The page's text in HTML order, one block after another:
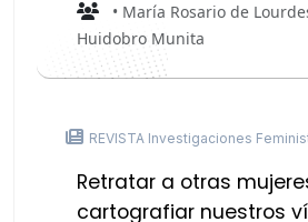
• María Rosario de
Huidobro Munita
REVISTA Investigaciones
Retratar a otras
cartografiar nuestros